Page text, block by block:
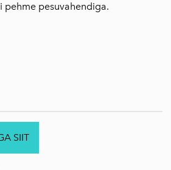
pehme pesuvahendiga.
SIIT